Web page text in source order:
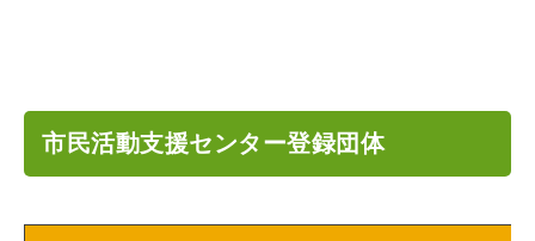
市民活動支援センター登録団体